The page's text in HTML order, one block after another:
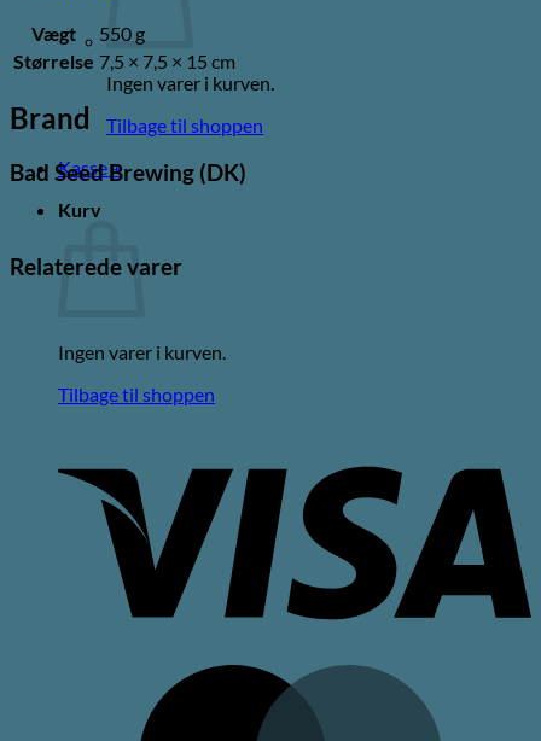
Ingen varer i kurven.
Tilbage til shoppen
Kasse+
Kurv
Ingen varer i kurven.
Tilbage til shoppen
Vægt
550 g
Størrelse 7,5 × 7,5 × 15 cm
Brand
Bad Seed Brewing (DK)
Relaterede varer